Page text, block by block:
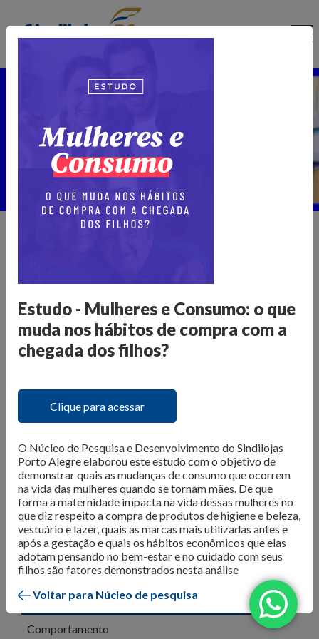
para
Núcleo de Pesquisa
Publicações > Núcleo de Pesquisa
O Núcleo de Pesquisa do Sindilojas Porto Alegre realiza
levantamentos sobre as questões mais importantes para o
varejo da Capital. Dados deintenção de compra,
são divulgados para que os lojistas possam organizar seus
negócios da melhor forma. Além disso, são produzidos
books com tendências e análises do mercado
inspirar os negócios em sua atualização e transformação.
Confira as publicações!
Todos
Comportamento
Estudo - Mulheres e Consumo: o que
muda nos hábitos de compra com a
chegada dos filhos?
Clique para acessar
O Núcleo de Pesquisa e Desenvolvimento do Sindilojas
Porto Alegre elaborou este estudo com o objetivo de
demonstrar quais as mudanças de consumo que ocorrem
na vida das mulheres quando se tornam mães. De que
forma a maternidade impacta na vida dessas mulheres no
que diz respeito a compra de produtos de higiene e beleza,
vestuário e lazer, quais as marcas mais utilizadas antes e
após a gestação e quais os hábitos econômicos que elas
adotam pensando no bem-estar e no cuidado com seus
filhos são fatores demonstrados nesta análise
Voltar para Núcleo de pesquisa